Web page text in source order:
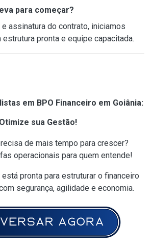
para começar?
assinatura do contrato, iniciamos
pronta e equipe capacitada.
em BPO Financeiro em Goiânia:
Otimize sua Gestão!
de mais tempo para crescer?
operacionais para quem entende!
pronta para estruturar o financeiro
segurança, agilidade e economia.